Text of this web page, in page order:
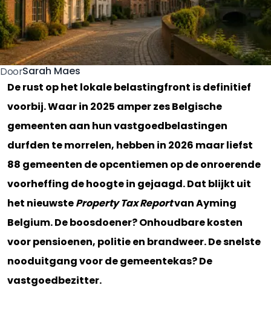
DoorSarah Maes
De rust op het lokale belastingfront is definitief
voorbij. Waar in 2025 amper zes Belgische
gemeenten aan hun vastgoedbelastingen
durfden te morrelen, hebben in 2026 maar liefst
88 gemeenten de opcentiemen op de onroerende
voorheffing de hoogte in gejaagd. Dat blijkt uit
het nieuwsteProperty Tax Reportvan Ayming
Belgium. De boosdoener? Onhoudbare kosten
voor pensioenen, politie en brandweer. De snelste
nooduitgang voor de gemeentekas? De
vastgoedbezitter.